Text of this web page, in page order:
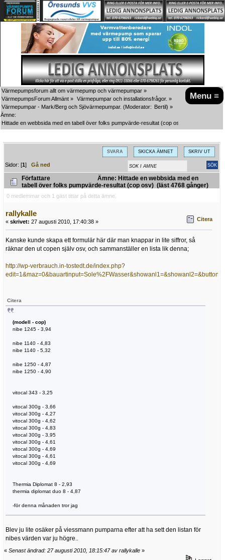
Menu ≡
Värmepumpsforum allt om värmepump och värmepumpar »
VärmepumpsForum Allmänt » Värmepumpar och installationsfrågor. »
Värmepumpar - Mark/Berg och Sjövärmepumpar. (Moderator: Bertil) »
Ämne:
Hittade en webbsida med en tabell över folks pumpvärde-resultat (cop osv)
SVARA SKICKA ÄMNET SKRIV UT
Sidor: [1]Gå ned
Författare
Ämne: Hittade en webbsida med en
tabell över folks pumpvärde-resultat (cop osv) (läst 4768 gånger)
0 medlemmar och 1 gäst tittar på detta ämne.
rallykalle
« skrivet: 27 augusti 2010, 17:40:38 » Citera
Kanske kunde skapa ett formulär här där man knappar in lite siffror, så
räknar den ut copen själv osv, och sammanställer en lista lik denna;
http://wp-verbrauch.in-tostedt.de/index.php?
Citera
(modell - cop)
nibe 1245 - 3,94
nibe 1140 - 4,83
nibe 1140 - 5,32
nibe 1250 - 4,87
nibe 1250 - 4,90
vitocal 343 - 3,25
vitocal 300g - 3,66
vitocal 300g - 4,27
vitocal 300g - 4,62
vitocal 300g - 4,83
vitocal 300g - 3,95
vitocal 300g - 4,61
vitocal 300g - 4,69
vitocal 300g - 4,61
vitocal 300g - 4,69
Thermia Diplomat 8 - 2,93
thermia diplomat duo 8 - 4,87
-för denna månaden tror jag
Blev ju lite osäker på viessmann pumparna efter att ha sett den listan för
nibes värden var ju högre..
« Senast ändrad: 27 augusti 2010, 18:15:47 av rallykalle »